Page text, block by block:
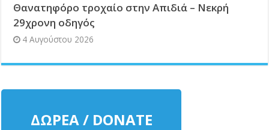
Θανατηφόρο τροχαίο στην Απιδιά – Νεκρή
29χρονη οδηγός
4 Αυγούστου 2026
ΔΩΡΕΑ / DONATE